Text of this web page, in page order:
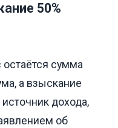
50%
сумма
а взыскание
дохода,
об